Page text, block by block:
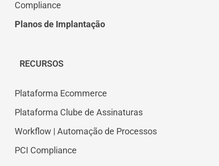
Compliance
Planos de Implantação
RECURSOS
Plataforma Ecommerce
Plataforma Clube de Assinaturas
Workflow | Automação de Processos
PCI Compliance